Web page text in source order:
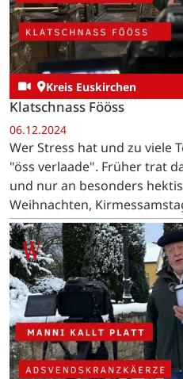
Kreis Euskirchen
Klatschnass Fööss
06.12.2024
Wer Stress hat und zu viele
"öss verlaade". Früher trat
und nur an besonders
Weihnachten,
Tage.